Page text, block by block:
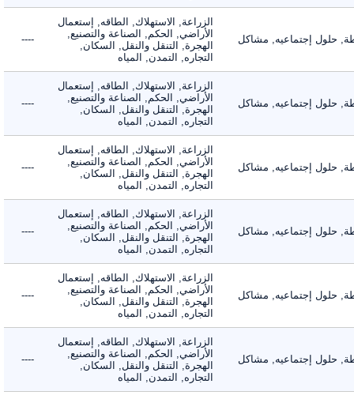
حلول إجتماعيه, مشاكل
الزراعة, الاستهلاك, الطاقه, إستعمال
الأراضي, الحكم, الصناعة والتصنيع,
الهجرة, التنقل والنقل, السكان,
التجاره, التمدن, المياه
----
حلول إجتماعيه, مشاكل
الزراعة, الاستهلاك, الطاقه, إستعمال
الأراضي, الحكم, الصناعة والتصنيع,
الهجرة, التنقل والنقل, السكان,
التجاره, التمدن, المياه
----
حلول إجتماعيه, مشاكل
الزراعة, الاستهلاك, الطاقه, إستعمال
الأراضي, الحكم, الصناعة والتصنيع,
الهجرة, التنقل والنقل, السكان,
التجاره, التمدن, المياه
----
حلول إجتماعيه, مشاكل
الزراعة, الاستهلاك, الطاقه, إستعمال
الأراضي, الحكم, الصناعة والتصنيع,
الهجرة, التنقل والنقل, السكان,
التجاره, التمدن, المياه
----
حلول إجتماعيه, مشاكل
الزراعة, الاستهلاك, الطاقه, إستعمال
الأراضي, الحكم, الصناعة والتصنيع,
الهجرة, التنقل والنقل, السكان,
التجاره, التمدن, المياه
----
حلول إجتماعيه, مشاكل
الزراعة, الاستهلاك, الطاقه, إستعمال
الأراضي, الحكم, الصناعة والتصنيع,
الهجرة, التنقل والنقل, السكان,
التجاره, التمدن, المياه
----